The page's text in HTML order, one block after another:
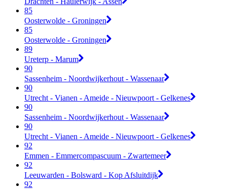
85
Oosterwolde - Groningen
85
Oosterwolde - Groningen
89
Ureterp - Marum
90
Sassenheim - Noordwijkerhout - Wassenaar
90
Utrecht - Vianen - Ameide - Nieuwpoort - Gelkenes
90
Sassenheim - Noordwijkerhout - Wassenaar
90
Utrecht - Vianen - Ameide - Nieuwpoort - Gelkenes
92
Emmen - Emmercompascuum - Zwartemeer
92
Leeuwarden - Bolsward - Kop Afsluitdijk
92